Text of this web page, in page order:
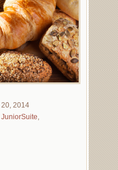
20, 2014
JuniorSuite,